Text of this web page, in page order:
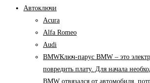
Автоключи
Acura
Alfa Romeo
Audi
BMWКлюч-парус BMW – это
повредить плату. Для начала
BMW отвязался от автомобиля,